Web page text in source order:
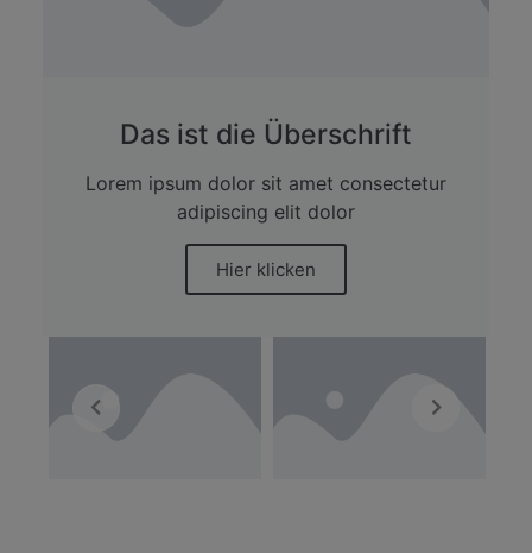
Das ist die Überschrift
Lorem ipsum dolor sit amet consectetur
adipiscing elit dolor
Hier klicken